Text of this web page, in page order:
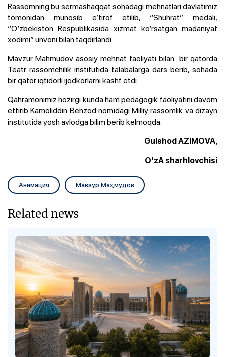
Rassomning bu sermashaqqat sohadagi mehnatlari davlatimiz
tomonidan munosib e’tirof etilib, “Shuhrat” medali,
“O‘zbekiston Respublikasida xizmat ko‘rsatgan madaniyat
xodimi” unvoni bilan taqdirlandi.
Mavzur Mahmudov asosiy mehnat faoliyati bilan bir qatorda
Teatr rassomchilik institutida talabalarga dars berib, sohada
bir qator iqtidorli ijodkorlarni kashf etdi.
Qahramonimiz hozirgi kunda ham pedagogik faoliyatini davom
ettiribKamoliddin Behzod nomidagi Milliy rassomlik va dizayn
institutida yosh avlodga bilim berib kelmoqda.
Gulshod AZIMOVA,
O‘zA sharhlovchisi
Анимация Мавзур Маҳмудов
Related news